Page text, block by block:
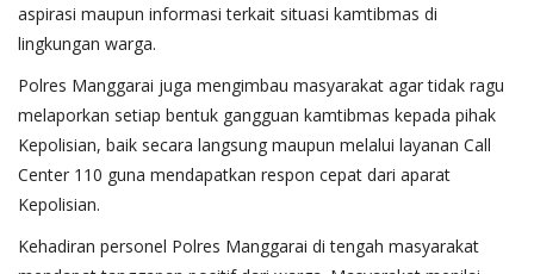
aspirasi maupun informasi terkait situasi kamtibmas di
lingkungan warga.
Polres Manggarai juga mengimbau masyarakat agar tidak ragu
melaporkan setiap bentuk gangguan kamtibmas kepada pihak
Kepolisian, baik secara langsung maupun melalui layanan Call
Center 110 guna mendapatkan respon cepat dari aparat
Kepolisian.
Kehadiran personel Polres Manggarai di tengah masyarakat